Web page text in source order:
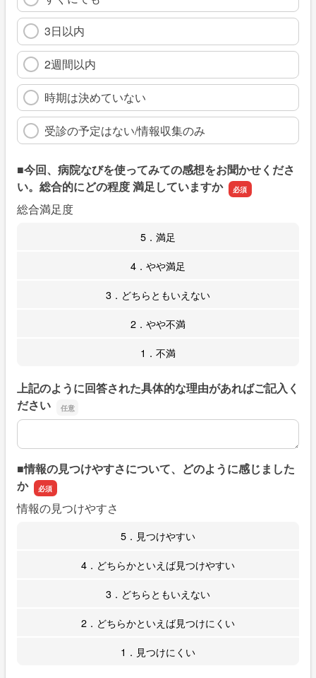
3日以内
2週間以内
時期は決めていない
受診の予定はない/情報収集のみ
■今回、病院なびを使ってみての感想をお聞かせくださ
い。総合的にどの程度 満足していますか
総合満足度
5．満足
4．やや満足
3．どちらともいえない
2．やや不満
1．不満
上記のように回答された具体的な理由があればご記入く
ださい
上記のように回答された具体的な理由があればご記入くだ
■情報の見つけやすさについて、どのように感じました
か
情報の見つけやすさ
5．見つけやすい
4．どちらかといえば見つけやすい
3．どちらともいえない
2．どちらかといえば見つけにくい
1．見つけにくい